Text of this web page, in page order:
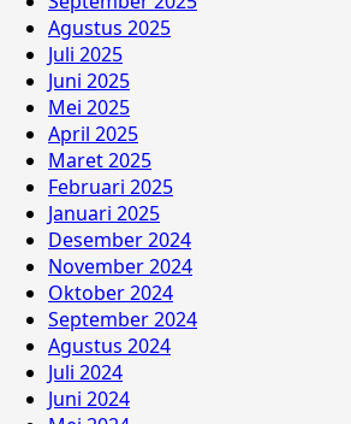
Agustus 2025
Juli 2025
Juni 2025
Mei 2025
April 2025
Maret 2025
Februari 2025
Januari 2025
Desember 2024
November 2024
Oktober 2024
September 2024
Agustus 2024
Juli 2024
Juni 2024